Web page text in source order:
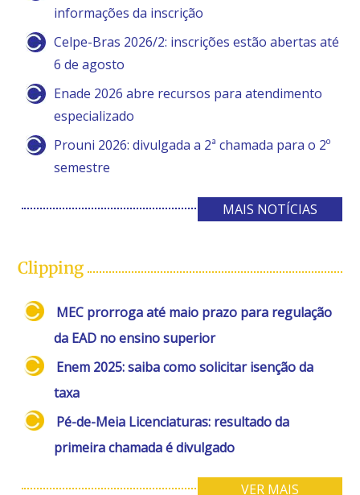
informações da inscrição
Celpe-Bras 2026/2: inscrições estão abertas até
6 de agosto
Enade 2026 abre recursos para atendimento
especializado
Prouni 2026: divulgada a 2ª chamada para o 2º
semestre
MAIS NOTÍCIAS
Clipping
MEC prorroga até maio prazo para regulação
da EAD no ensino superior
Enem 2025: saiba como solicitar isenção da
taxa
Pé-de-Meia Licenciaturas: resultado da
primeira chamada é divulgado
VER MAIS